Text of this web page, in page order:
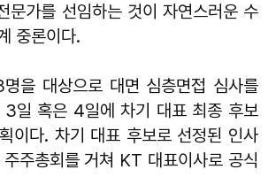
문가를 선임하는 것이 자연스러운 수
중론이다.
을 대상으로 대면 심층면접 심사를
3일 혹은 4일에 차기 대표 최종 후보
이다. 차기 대표 후보로 선정된 인사
주총회를 거쳐 KT 대표이사로 공식